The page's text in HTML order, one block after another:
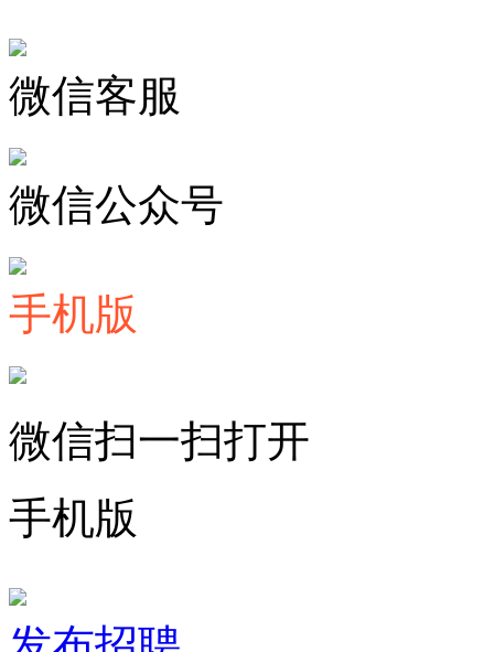
微信客服
微信公众号
手机版
微信扫一扫打开
手机版